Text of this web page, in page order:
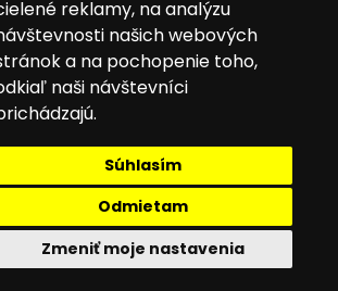
reklamy, na analýzu
našich webových
a na pochopenie toho,
naši návštevníci
Súhlasím
Odmietam
Zmeniť moje nastavenia
od zmluvy
tu
BarIS .NET